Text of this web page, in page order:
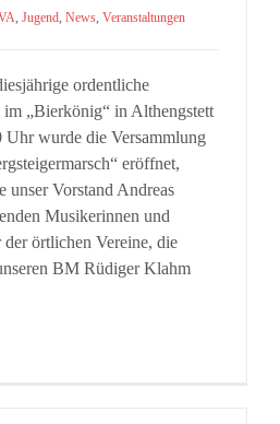
, Jugend, News, Veranstaltungen
ordentliche
im „Bierkönig“ in Althengstett
Uhr wurde die Versammlung
eröffnet,
unser Vorstand Andreas
Musikerinnen und
örtlichen Vereine, die
BM Rüdiger Klahm